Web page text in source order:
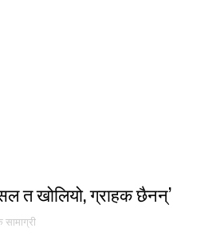
त खोलियो, ग्राहक छैनन्’
सामाग्री